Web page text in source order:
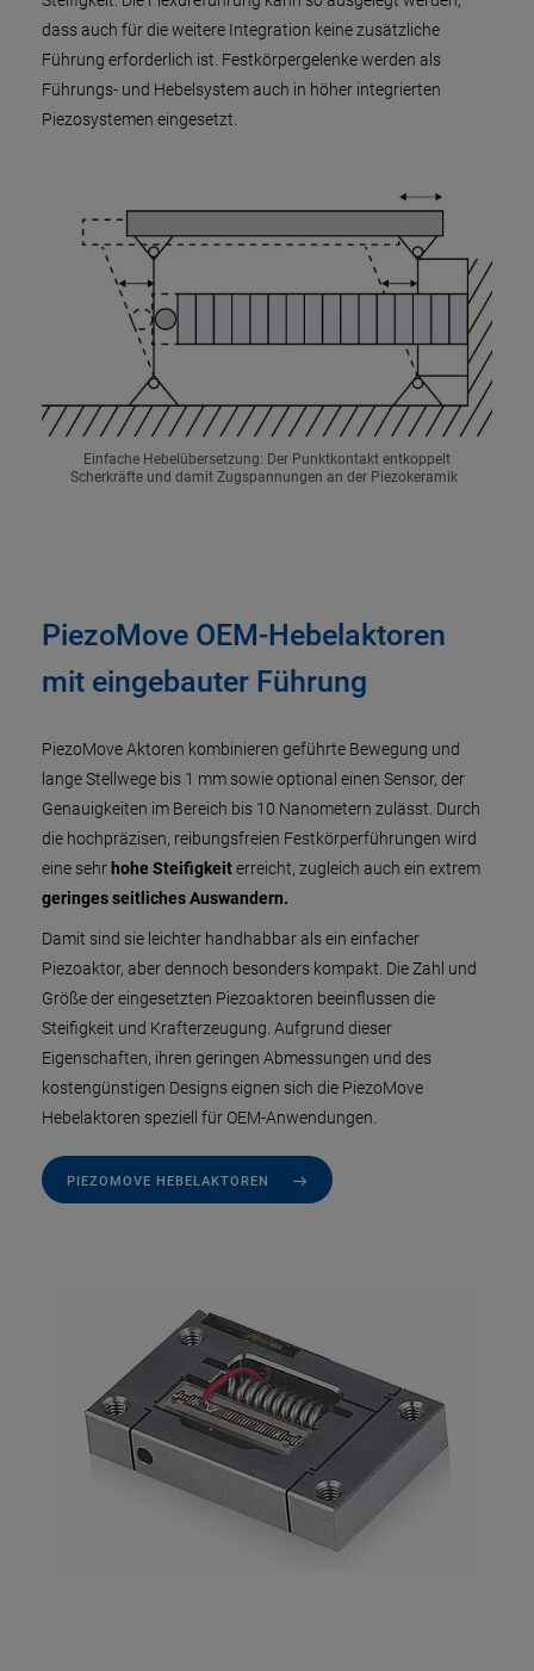
dass auch für die weitere Integration keine zusätzliche
Führung erforderlich ist. Festkörpergelenke werden als
Führungs- und Hebelsystem auch in höher integrierten
Piezosystemen eingesetzt.
Einfache Hebelübersetzung: Der Punktkontakt entkoppelt
Scherkräfte und damit Zugspannungen an der Piezokeramik
PiezoMove OEM-Hebelaktoren
mit eingebauter Führung
PiezoMove Aktoren kombinieren geführte Bewegung und
lange Stellwege bis 1 mm sowie optional einen Sensor, der
Genauigkeiten im Bereich bis 10 Nanometern zulässt. Durch
die hochpräzisen, reibungsfreien Festkörperführungen wird
eine sehr hohe Steifigkeiterreicht, zugleich auch ein extrem
geringes seitliches Auswandern.
Damit sind sie leichter handhabbar als ein einfacher
Piezoaktor, aber dennoch besonders kompakt. Die Zahl und
Größe der eingesetzten Piezoaktoren beeinflussen die
Steifigkeit und Krafterzeugung. Aufgrund dieser
Eigenschaften, ihren geringen Abmessungen und des
kostengünstigen Designs eignen sich die PiezoMove
Hebelaktoren speziell für OEM-Anwendungen.
PIEZOMOVE HEBELAKTOREN